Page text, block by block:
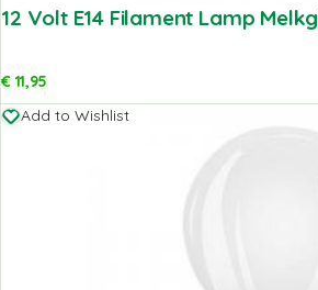
12 Volt E14 Filament Lamp
€11,95
Add to Wishlist